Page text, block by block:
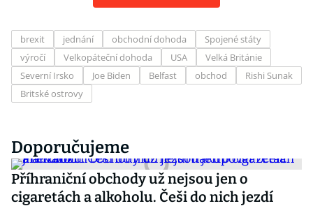
brexit jednání obchodní dohoda
Spojené státy
výročí
Velkopáteční dohoda USA
Velká Británie
Severní Irsko
Joe Biden Belfast obchod
Rishi Sunak
Britské ostrovy
Doporučujeme
Příhraniční obchody už nejsou jen o
cigaretách a alkoholu. Češi do nich jezdí